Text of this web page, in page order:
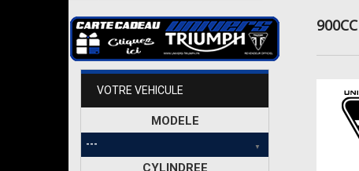
VOTRE VEHICULE
MODELE
CYLINDREE
900CC